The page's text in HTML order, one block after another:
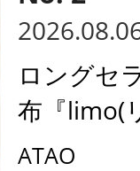
ロングセ
布『limo(
ATAO